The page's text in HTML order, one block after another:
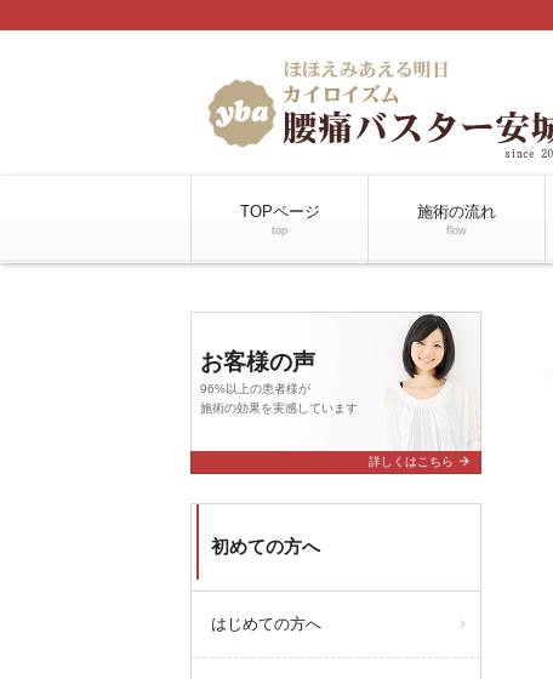
TOPページ
top
施術の流れ
flow
お客様の声
96%以上の患者様が
施術の効果を実感しています
詳しくはこちら arrow_forward
初めての方へ
はじめての方へ